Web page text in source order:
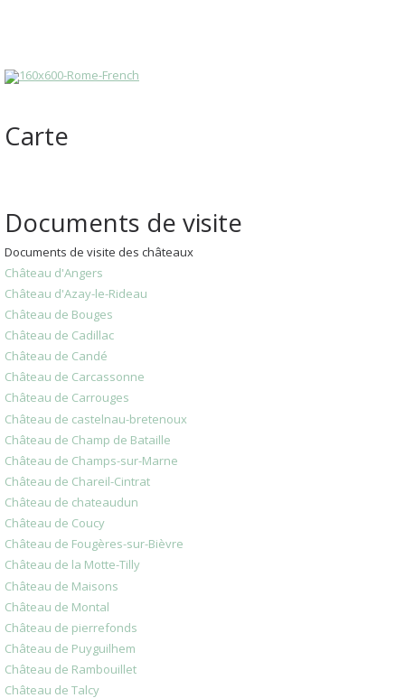
Carte
Documents de visite
Documents de visite des châteaux
Château d'Angers
Château d'Azay-le-Rideau
Château de Bouges
Château de Cadillac
Château de Candé
Château de Carcassonne
Château de Carrouges
Château de castelnau-bretenoux
Château de Champ de Bataille
Château de Champs-sur-Marne
Château de Chareil-Cintrat
Château de chateaudun
Château de Coucy
Château de Fougères-sur-Bièvre
Château de la Motte-Tilly
Château de Maisons
Château de Montal
Château de pierrefonds
Château de Puyguilhem
Château de Rambouillet
Château de Talcy